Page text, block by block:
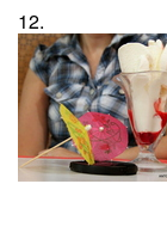
12.